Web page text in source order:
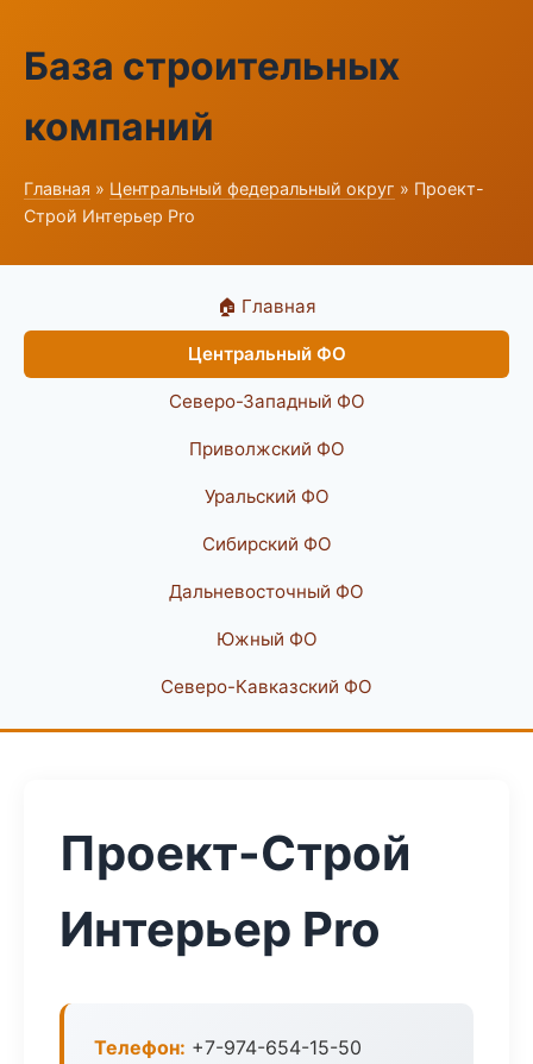
База строительных
компаний
Главная » Центральный федеральный округ » Проект-
Строй Интерьер Pro
🏠 Главная
Центральный ФО
Северо-Западный ФО
Приволжский ФО
Уральский ФО
Сибирский ФО
Дальневосточный ФО
Южный ФО
Северо-Кавказский ФО
Проект-Строй
Интерьер Pro
Телефон: +7-974-654-15-50